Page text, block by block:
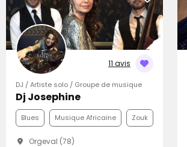
11 avis
DJ / Artiste solo / Groupe de musique
Dj Josephine
Blues Musique Africaine Zouk
Orgeval (78)